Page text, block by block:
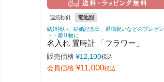
連続秒針
電池別
結婚祝い、結婚記念日、退職祝いなどのプレゼン
ト・贈り物に
名入れ 置時計 「フラワー」
販売価格 ¥12,100税込
会員価格 ¥11,000税込